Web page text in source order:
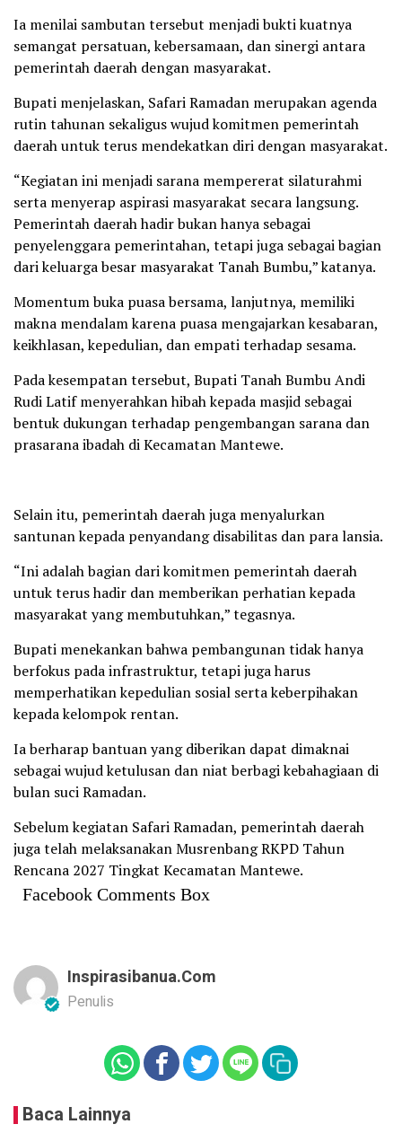
Ia menilai sambutan tersebut menjadi bukti kuatnya
semangat persatuan, kebersamaan, dan sinergi antara
pemerintah daerah dengan masyarakat.
Bupati menjelaskan, Safari Ramadan merupakan agenda
rutin tahunan sekaligus wujud komitmen pemerintah
daerah untuk terus mendekatkan diri dengan masyarakat.
“Kegiatan ini menjadi sarana mempererat silaturahmi
serta menyerap aspirasi masyarakat secara langsung.
Pemerintah daerah hadir bukan hanya sebagai
penyelenggara pemerintahan, tetapi juga sebagai bagian
dari keluarga besar masyarakat Tanah Bumbu,” katanya.
Momentum buka puasa bersama, lanjutnya, memiliki
makna mendalam karena puasa mengajarkan kesabaran,
keikhlasan, kepedulian, dan empati terhadap sesama.
Pada kesempatan tersebut, Bupati Tanah Bumbu Andi
Rudi Latif menyerahkan hibah kepada masjid sebagai
bentuk dukungan terhadap pengembangan sarana dan
prasarana ibadah di Kecamatan Mantewe.
Selain itu, pemerintah daerah juga menyalurkan
santunan kepada penyandang disabilitas dan para lansia.
“Ini adalah bagian dari komitmen pemerintah daerah
untuk terus hadir dan memberikan perhatian kepada
masyarakat yang membutuhkan,” tegasnya.
Bupati menekankan bahwa pembangunan tidak hanya
berfokus pada infrastruktur, tetapi juga harus
memperhatikan kepedulian sosial serta keberpihakan
kepada kelompok rentan.
Ia berharap bantuan yang diberikan dapat dimaknai
sebagai wujud ketulusan dan niat berbagi kebahagiaan di
bulan suci Ramadan.
Sebelum kegiatan Safari Ramadan, pemerintah daerah
juga telah melaksanakan Musrenbang RKPD Tahun
Rencana 2027 Tingkat Kecamatan Mantewe.
Facebook Comments Box
Inspirasibanua.com
Penulis
Baca Lainnya